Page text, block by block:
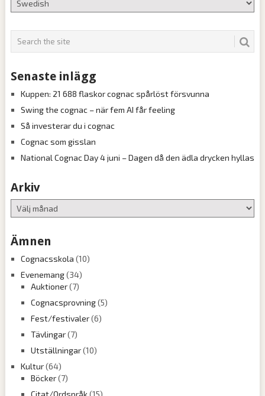
Senaste inlägg
Kuppen: 21 688 flaskor cognac spårlöst försvunna
Swing the cognac – när fem AI får feeling
Så investerar du i cognac
Cognac som gisslan
National Cognac Day 4 juni – Dagen då den ädla drycken hyllas
Arkiv
Arkiv
Ämnen
Cognacsskola (10)
Evenemang(34)
Auktioner(7)
Cognacsprovning(5)
Fest/festivaler(6)
Tävlingar(7)
Utställningar(10)
Kultur(64)
Böcker(7)
Citat/Ordspråk(15)